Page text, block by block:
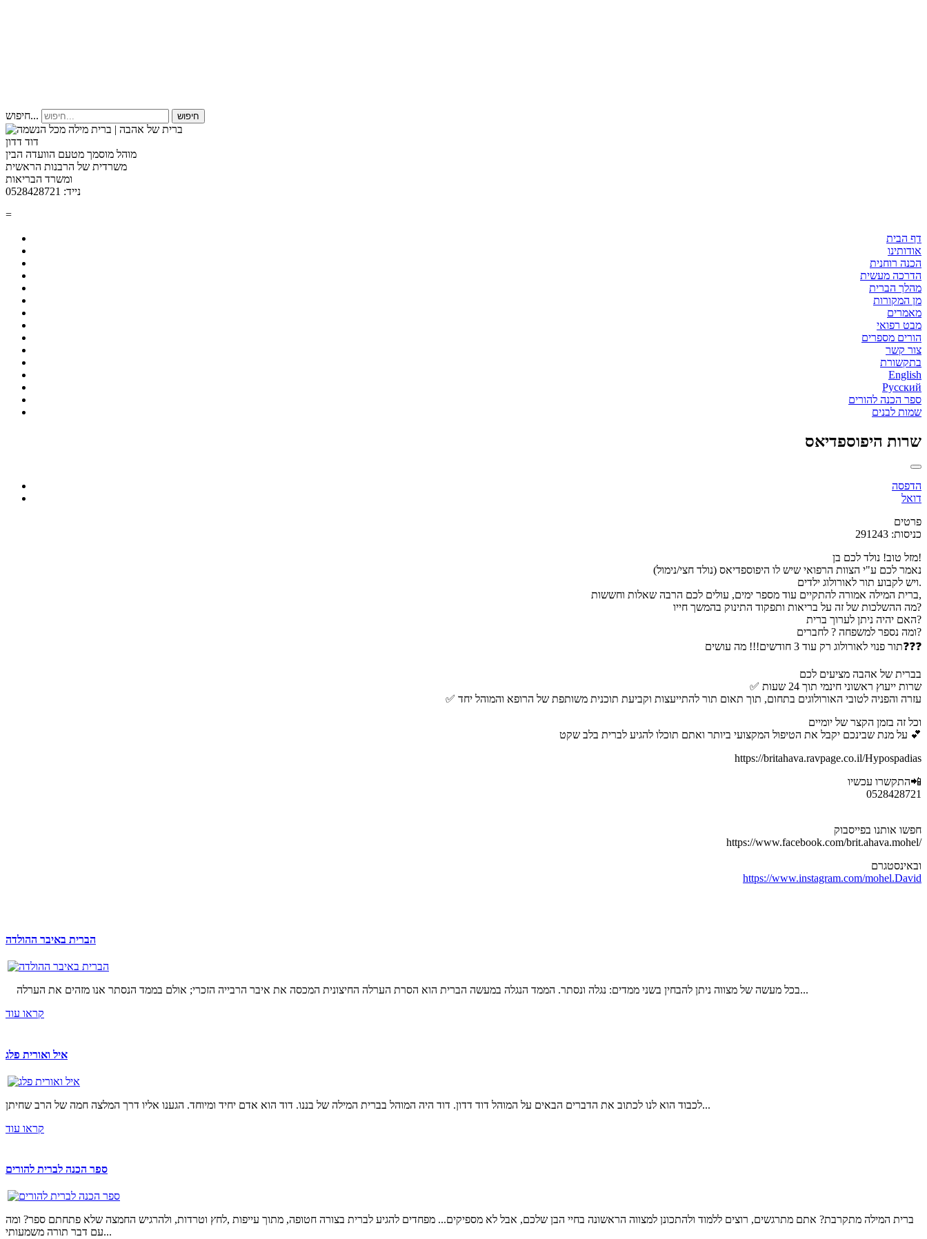
חיפוש... חיפוש
דוד דדון
מוהל מוסמך מטעם הוועדה הבין
משרדית של הרבנות הראשית
ומשרד הבריאות
נייד: 0528428721
=
דף הבית
אודותינו
הכנה רוחנית
הדרכה מעשית
מהלך הברית
מן המקורות
מאמרים
מבט רפואי
הורים מספרים
צור קשר
בתקשורת
English
Русский
ספר הכנה להורים
שמות לבנים
שרות היפוספדיאס
הדפסה
דואל
פרטים
כניסות: 291243
מזל טוב! נולד לכם בן!
נאמר לכם ע"י הצוות הרפואי שיש לו היפוספדיאס (נולד חצי/נימול)
ויש לקבוע תור לאורולוג ילדים.
ברית המילה אמורה להתקיים עוד מספר ימים, עולים לכם הרבה שאלות וחששות,
מה ההשלכות של זה על בריאות ותפקוד התינוק בהמשך חייו?
האם יהיה ניתן לערוך ברית?
ומה נספר למשפחה ? לחברים?
תור פנוי לאורולוג רק עוד 3 חודשים!!! מה עושים❓❓❓
בברית של אהבה מציעים לכם
✅ שרות ייעוץ ראשוני חינמי תוך 24 שעות
✅ עזרה והפניה לטובי האורולוגים בתחום, תוך תאום תור להתייעצות וקביעת תוכנית משותפת של הרופא והמוהל יחד
וכל זה בזמן הקצר של יומיים
על מנת שבינכם יקבל את הטיפול המקצועי ביותר ואתם תוכלו להגיע לברית בלב שקט 💕
https://britahava.ravpage.co.il/Hypospadias
התקשרו עכשיו📲
0528428721
חפשו אותנו בפייסבוק
https://www.facebook.com/brit.ahava.mohel/
ובאינסטגרם
https://www.instagram.com/mohel.David
הברית באיבר ההולדה
בכל מעשה של מצווה ניתן להבחין בשני ממדים: נגלה ונסתר. הממד הנגלה במעשה הברית הוא הסרת הערלה החיצונית המכסה את איבר הרבייה הזכרי; אולם בממד הנסתר אנו מזהים את הערלה...
קראו עוד
איל ואורית פלג
לכבוד הוא לנו לכתוב את הדברים הבאים על המוהל דוד דדון. דוד היה המוהל בברית המילה של בננו. דוד הוא אדם יחיד ומיוחד. הגענו אליו דרך המלצה חמה של הרב שחיתן...
קראו עוד
ספר הכנה לברית להורים
ברית המילה מתקרבת? אתם מתרגשים, רוצים ללמוד ולהתכונן למצווה הראשונה בחיי הבן שלכם, אבל לא מספיקים... מפחדים להגיע לברית בצורה חטופה, מתוך עייפות ,לחץ וטרדות, ולהרגיש החמצה שלא פתחתם ספר? ומה
עם דבר תורה משמעותי...